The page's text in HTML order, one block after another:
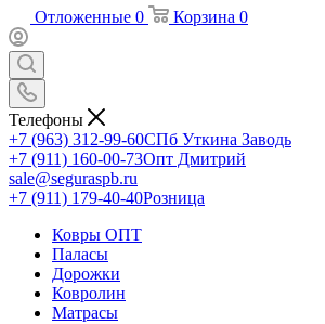
Отложенные 0 Корзина 0
Телефоны
+7 (963) 312-99-60СПб Уткина Заводь
+7 (911) 160-00-73Опт Дмитрий
sale@seguraspb.ru
+7 (911) 179-40-40Розница
Ковры ОПТ
Паласы
Дорожки
Ковролин
Матрасы